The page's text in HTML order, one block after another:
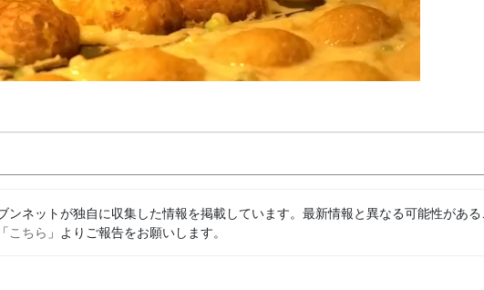
ンネットが独自に収集した情報を掲載しています。最新情報と異なる可能性があ
こちら 」よりご報告をお願いします。